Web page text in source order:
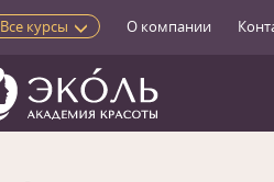
Все курсы О компании